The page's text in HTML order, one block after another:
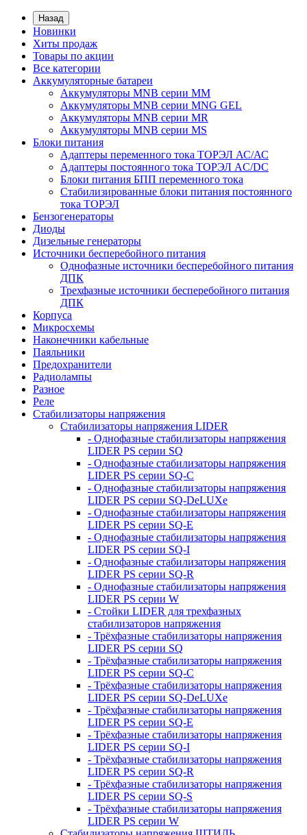
Назад
Новинки
Хиты продаж
Товары по акции
Все категории
Аккумуляторные батареи
Аккумуляторы MNB серии MM
Аккумуляторы MNB серии MNG GEL
Аккумуляторы MNB серии MR
Аккумуляторы MNB серии MS
Блоки питания
Адаптеры переменного тока ТОРЭЛ АС/АС
Адаптеры постоянного тока ТОРЭЛ AC/DC
Блоки питания БПП переменного тока
Стабилизированные блоки питания постоянного
тока ТОРЭЛ
Бензогенераторы
Диоды
Дизельные генераторы
Источники бесперебойного питания
Однофазные источники бесперебойного питания
ДПК
Трехфазные источники бесперебойного питания
ДПК
Корпуса
Микросхемы
Наконечники кабельные
Паяльники
Предохранители
Радиолампы
Разное
Реле
Стабилизаторы напряжения
Стабилизаторы напряжения LIDER
- Однофазные стабилизаторы напряжения
LIDER PS серии SQ
- Однофазные стабилизаторы напряжения
LIDER PS серии SQ-C
- Однофазные стабилизаторы напряжения
LIDER PS серии SQ-DeLUXe
- Однофазные стабилизаторы напряжения
LIDER PS серии SQ-E
- Однофазные стабилизаторы напряжения
LIDER PS серии SQ-I
- Однофазные стабилизаторы напряжения
LIDER PS серии SQ-R
- Однофазные стабилизаторы напряжения
LIDER PS серии W
- Стойки LIDER для трехфазных
стабилизаторов напряжения
- Трёхфазные стабилизаторы напряжения
LIDER PS серии SQ
- Трёхфазные стабилизаторы напряжения
LIDER PS серии SQ-C
- Трёхфазные стабилизаторы напряжения
LIDER PS серии SQ-DeLUXe
- Трёхфазные стабилизаторы напряжения
LIDER PS серии SQ-E
- Трёхфазные стабилизаторы напряжения
LIDER PS серии SQ-I
- Трёхфазные стабилизаторы напряжения
LIDER PS серии SQ-R
- Трёхфазные стабилизаторы напряжения
LIDER PS серии SQ-S
- Трёхфазные стабилизаторы напряжения
LIDER PS серии W